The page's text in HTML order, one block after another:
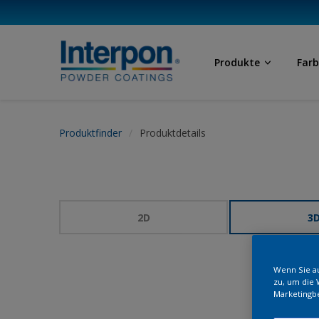
Produkte
Produktfinder Produktdetails
2D 3D
Wenn Sie
zu, um die